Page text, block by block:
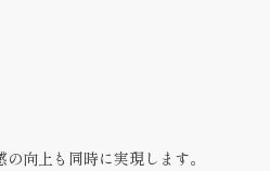
の向上 も同時に実現します。